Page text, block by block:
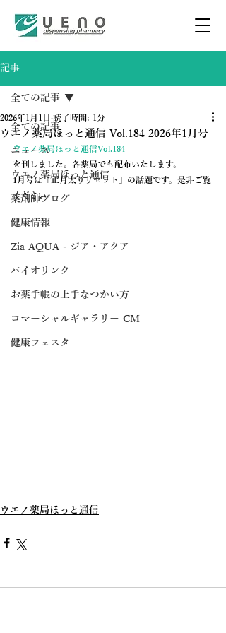
記事
全ての記事
ニュース
ウエノ薬局ほっと通信
薬剤師ブログ
健康情報
Zia AQUA - ジア・アクア
バイオリンク
お薬手帳の上手なつかい方
コマーシャルギャラリー CM
健康フェスタ
全ての記事
ウエノ薬局ほっと通信 Vol.184 2026年1月号
2026年1月1日 読了時間: 1分
ウエノ薬局ほっと通信Vol.184
を刊しました。各薬局でも配布いたします。
1月号は「正月太りリセット」の話題です。是非ご覧
ください。
ウエノ薬局ほっと通信